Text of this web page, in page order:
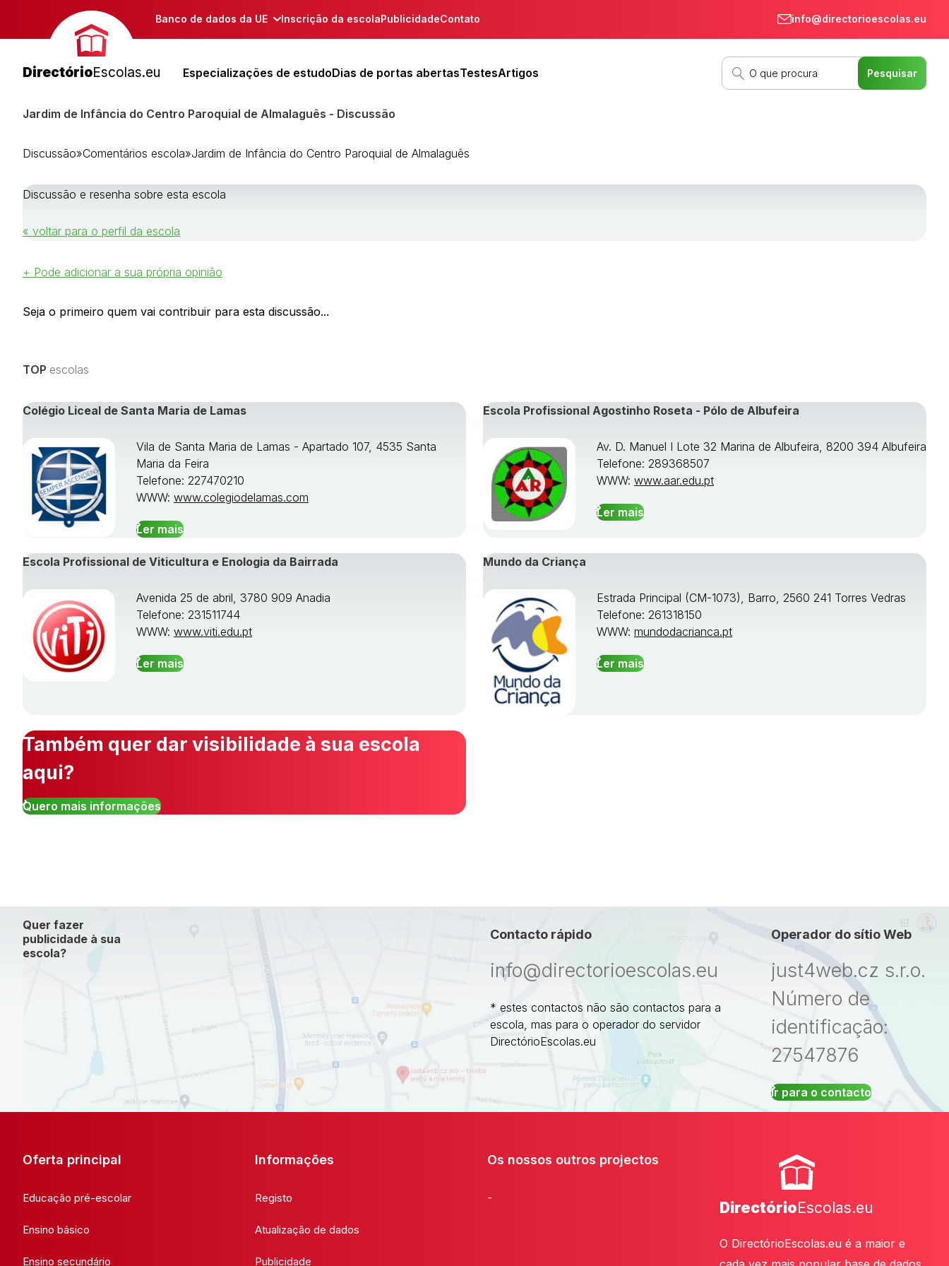
Banco de dados da UE Inscrição da escolaPublicidadeContato info@directorioescolas.eu
DirectórioEscolas.eu Especializações de estudoDias de portas abertasTestesArtigos
Jardim de Infância do Centro Paroquial de Almalaguês - Discussão
Discussão»Comentários escola»Jardim de Infância do Centro Paroquial de Almalaguês
Discussão e resenha sobre esta escola
« voltar para o perfil da escola
+ Pode adicionar a sua própria opinião
Seja o primeiro quem vai contribuir para esta discussão...
TOP escolas
Colégio Liceal de Santa Maria de Lamas
Vila de Santa Maria de Lamas - Apartado 107, 4535 Santa
Maria da Feira
Telefone: 227470210
WWW: www.colegiodelamas.com
Ler mais
Escola Profissional Agostinho Roseta - Pólo de Albufeira
Av. D. Manuel I Lote 32 Marina de Albufeira, 8200 394 Albufeira
Telefone: 289368507
WWW: www.aar.edu.pt
Ler mais
Escola Profissional de Viticultura e Enologia da Bairrada
Avenida 25 de abril, 3780 909 Anadia
Telefone: 231511744
WWW: www.viti.edu.pt
Ler mais
Mundo da Criança
Estrada Principal (CM-1073), Barro, 2560 241 Torres Vedras
Telefone: 261318150
WWW: mundodacrianca.pt
Ler mais
Também quer dar visibilidade à sua escola
aqui?
Quero mais informações
Quer fazer
publicidade à sua
escola?
Contacto rápido
info@directorioescolas.eu
* estes contactos não são contactos para a
escola, mas para o operador do servidor
DirectórioEscolas.eu
Operador do sítio Web
just4web.cz s.r.o.
Número de
identificação:
27547876
Ir para o contacto
Oferta principal
Educação pré-escolar
Ensino básico
Ensino secundário
Informações
Registo
Atualização de dados
Publicidade
Os nossos outros projectos
-
DirectórioEscolas.eu
O DirectórioEscolas.eu é a maior e